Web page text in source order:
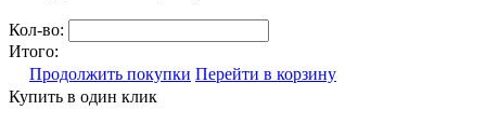
Кол-во:
Итого:
Продолжить покупки Перейти в корзину
Купить в один клик